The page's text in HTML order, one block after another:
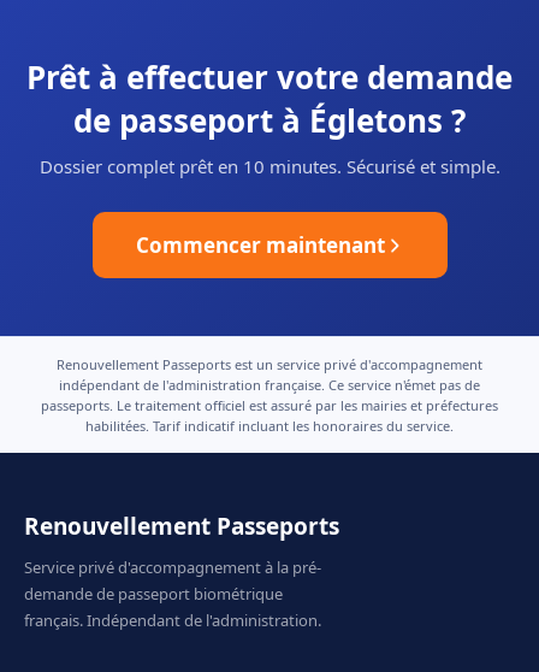
Prêt à effectuer votre demande
de passeport à Égletons ?
Dossier complet prêt en 10 minutes. Sécurisé et simple.
Commencer maintenant
Renouvellement Passeports est un service privé d'accompagnement
indépendant de l'administration française. Ce service n'émet pas de
passeports. Le traitement officiel est assuré par les mairies et préfectures
habilitées. Tarif indicatif incluant les honoraires du service.
Renouvellement Passeports
Service privé d'accompagnement à la pré-
demande de passeport biométrique
français. Indépendant de l'administration.